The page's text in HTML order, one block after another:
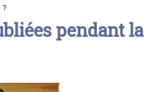
?
pendant la